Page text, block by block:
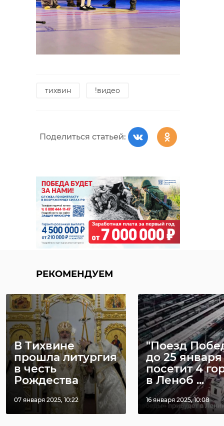
тихвин !видео
Поделиться статьей:
РЕКОМЕНДУЕМ
В Тихвине
прошла литургия
в честь
Рождества
07 января 2025, 10:22
"Поезд
до 25 января
посетит 4
в Леноб ...
16 января 2025, 10:08